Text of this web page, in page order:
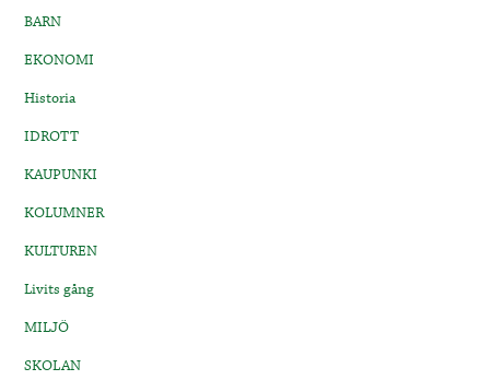
BARN
EKONOMI
Historia
IDROTT
KAUPUNKI
KOLUMNER
KULTUREN
Livits gång
MILJÖ
SKOLAN